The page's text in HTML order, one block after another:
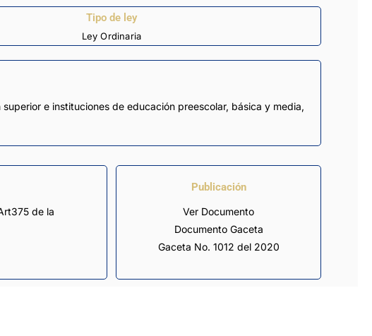
Tipo de ley
Ley Ordinaria
e instituciones de educación preescolar, básica y media,
de la
Publicación
Ver Documento
Documento Gaceta
Gaceta No. 1012 del 2020